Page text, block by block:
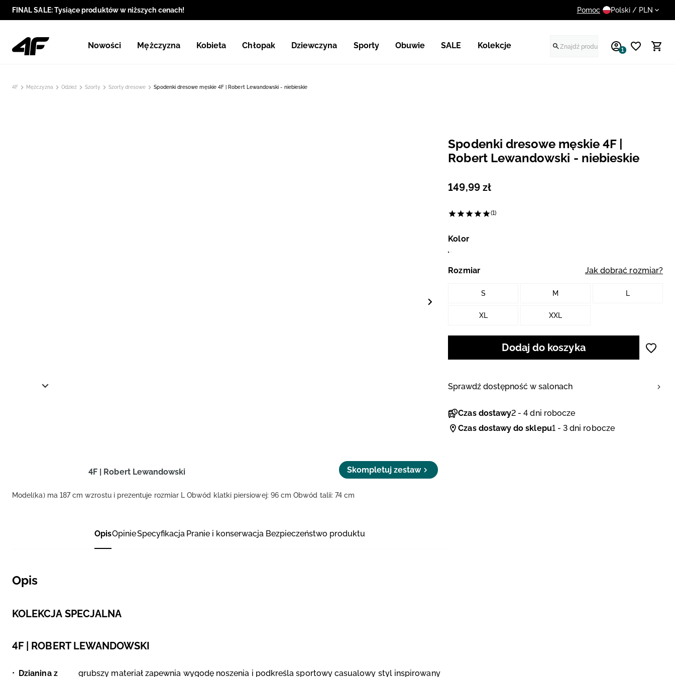
FINAL SALE: Tysiące produktów w niższych cenach! 14 dni na darmowy zwrot
Pomoc Polski / PLN
Nowości Mężczyzna Kobieta Chłopak Dziewczyna Sporty Obuwie SALE Kolekcje 1
4F Mężczyzna Odzież Szorty Szorty dresowe Spodenki dresowe męskie 4F | Robert Lewandowski - niebieskie
4F | Robert Lewandowski Skompletuj zestaw
Model(ka) ma 187 cm wzrostu i prezentuje rozmiar L Obwód klatki piersiowej: 96 cm Obwód talii: 74 cm
OpisOpinieSpecyfikacja Pranie i konserwacja Bezpieczeństwo produktu
Opis
KOLEKCJA SPECJALNA
4F | ROBERT LEWANDOWSKI
Dzianina z
grubszy materiał zapewnia wygodę noszenia i podkreśla sportowy casualowy styl inspirowany
Spodenki dresowe męskie 4F |
Robert Lewandowski - niebieskie
149,99 zł
(1)
Kolor
Rozmiar Jak dobrać rozmiar?
S M L
XL XXL
Dodaj do koszyka
Czas dostawy2 - 4 dni robocze
Czas dostawy do sklepu1 - 3 dni robocze
Sprawdź dostępność w salonach